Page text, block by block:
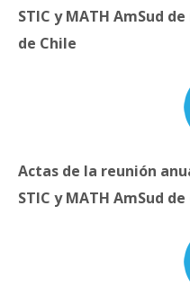
STIC y MATH AmSud
de Chile
Actas de la reunión
STIC y MATH AmSud